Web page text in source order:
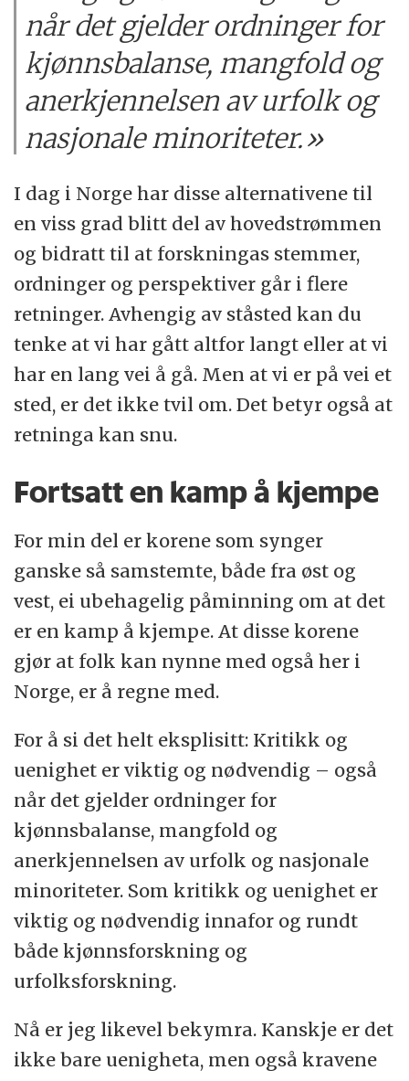
når det gjelder ordninger for
kjønnsbalanse, mangfold og
anerkjennelsen av urfolk og
nasjonale minoriteter.»
I dag i Norge har disse alternativene til
en viss grad blitt del av hovedstrømmen
og bidratt til at forskningas stemmer,
ordninger og perspektiver går i flere
retninger. Avhengig av ståsted kan du
tenke at vi har gått altfor langt eller at vi
har en lang vei å gå. Men at vi er på vei et
sted, er det ikke tvil om. Det betyr også at
retninga kan snu.
Fortsatt en kamp å kjempe
For min del er korene som synger
ganske så samstemte, både fra øst og
vest, ei ubehagelig påminning om at det
er en kamp å kjempe. At disse korene
gjør at folk kan nynne med også her i
Norge, er å regne med.
For å si det helt eksplisitt: Kritikk og
uenighet er viktig og nødvendig – også
når det gjelder ordninger for
kjønnsbalanse, mangfold og
anerkjennelsen av urfolk og nasjonale
minoriteter. Som kritikk og uenighet er
viktig og nødvendig innafor og rundt
både kjønnsforskning og
urfolksforskning.
Nå er jeg likevel bekymra. Kanskje er det
ikke bare uenigheta, men også kravene